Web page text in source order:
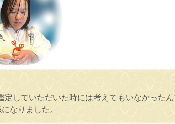
していただいた時には考えてもいなかった
なりました。